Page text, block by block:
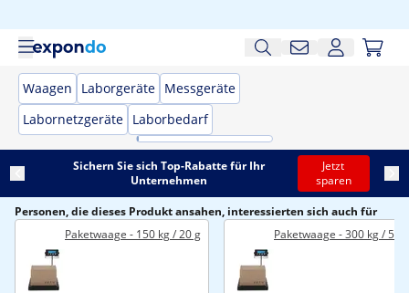
Waagen Laborgeräte Messgeräte
Labornetzgeräte Laborbedarf
Sichern Sie sich Top-Rabatte für Ihr
Unternehmen
Jetzt
sparen
Personen, die dieses Produkt ansahen, interessierten sich auch für
Paketwaage - 150 kg / 20 g
Paketwaage - 300 kg / 50 g